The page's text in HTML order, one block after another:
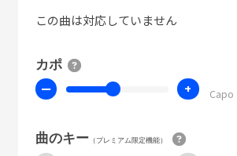
この曲は対応していません
カポ
ー + Capo
曲のキー（プレミアム限定機能）